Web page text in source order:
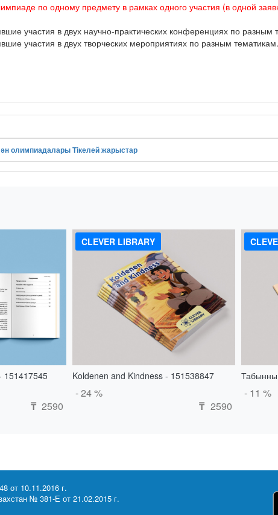
по одному предмету в рамках одного участия (в одной
участия в двух научно-практических конференциях по разным
участия в двух творческих мероприятиях по разным тематикам.
олимпиадаларыТікелей жарыстар
151417545
₸ 2590
CLEVER LIBRARY
Koldenen and Kindness - 151538847
- 24 %
₸ 2590
- 11 %
от 10.11.2016 г.
№ 381-Е от 21.02.2015 г.